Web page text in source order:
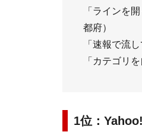
「ラインを
都府）
「速報で流
「カテゴリ
1位：